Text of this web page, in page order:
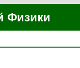
Физики